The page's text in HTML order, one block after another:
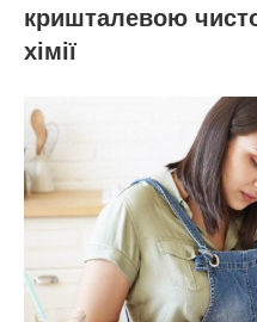
кришталевою
хімії